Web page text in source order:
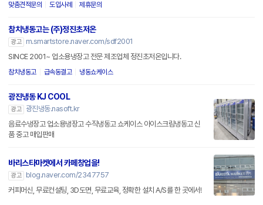
맞춤견적문의 도입사례 제휴문의
참치냉동고는 (주)정진초저온
광고
m.smartstore.naver.com/sdf2001
SINCE 2001~ 업소용냉장고 전문 제조업체 정진초저온입니다.
참치냉동고 급속동결고 냉동쇼케이스
광진냉동 KJ COOL
광고 광진냉동.nasoft.kr
음료수냉장고 업소용냉장고 수직냉동고 쇼케이스 아이스크림냉동고 신
품 중고 매입판매
바리스타마켓에서 카페창업을!
광고
blog.naver.com/2347757
커피머신, 무료컨설팅, 3D도면, 무료교육, 정확한 설치 A/S를 한 곳에서!